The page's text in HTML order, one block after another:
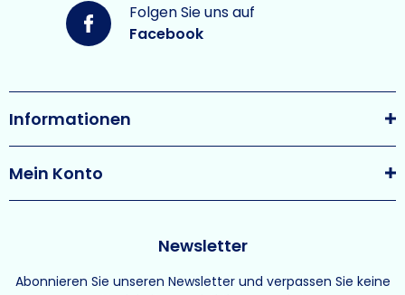
Folgen Sie uns auf
Facebook
Newsletter
Abonnieren Sie unseren Newsletter und verpassen Sie keine
Informationen
Mein Konto